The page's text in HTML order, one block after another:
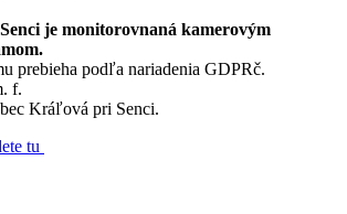
je monitorovnaná kamerovým
prebieha podľa nariadenia GDPRč.
f.
Kráľová pri Senci.
tu